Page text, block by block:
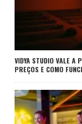
VIDYA STUDIO VALE A
PREÇOS E COMO